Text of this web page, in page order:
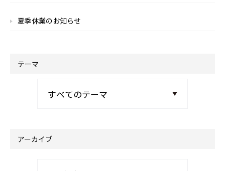
夏季休業のお知らせ
テーマ
アーカイブ